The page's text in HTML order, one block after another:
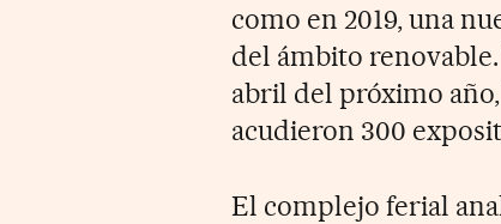
como en 2019, una
del ámbito
abril del próximo
acudieron 300
El complejo ferial